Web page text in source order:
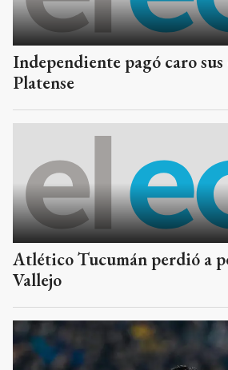
Independiente pagó caro
Platense
Atlético Tucumán perdió a
Vallejo